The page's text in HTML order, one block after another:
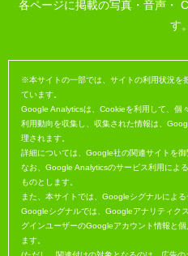
各ページに掲載の写真・音声・
す。
※本サイトの一部では、サイトの利用状況を
ています。
Google Analyticsは、Cookieを利用して、個
利用動向を収集し、収集された情報は、
理されます。
詳細については、Google社の関連サイトを御
なお、Google Analyticsのサービス利用によ
ものとします。
また、本サイトでは、Googleシグナルによる
Googleシグナルでは、Googleアナリティク
グインユーザーのGoogleアカウント情報と
ます。